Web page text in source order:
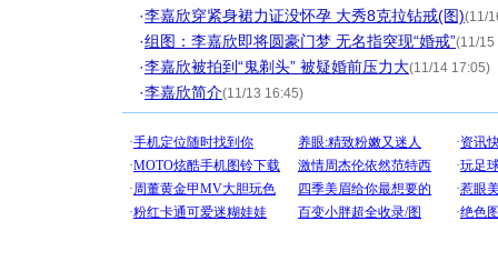
·李嘉欣穿紧身裙力证没怀孕 大秀8克拉钻戒(图)(11/
·组图：李嘉欣即将圆豪门梦 无名指突现“婚戒”(11/15
·李嘉欣被拍到“鬼剃头” 被疑婚前压力大(11/14 17:05)
·李嘉欣简介(11/13 16:45)